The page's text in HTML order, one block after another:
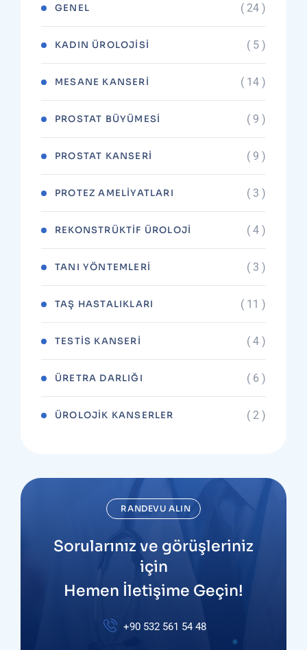
GENEL ( 24 )
KADIN ÜROLOJISI ( 5 )
MESANE KANSERI ( 14 )
PROSTAT BÜYÜMESI ( 9 )
PROSTAT KANSERI ( 9 )
PROTEZ AMELIYATLARI ( 3 )
REKONSTRÜKTIF ÜROLOJI ( 4 )
TANI YÖNTEMLERI ( 3 )
TAŞ HASTALIKLARI ( 11 )
TESTIS KANSERI ( 4 )
ÜRETRA DARLIĞI ( 6 )
ÜROLOJIK KANSERLER ( 2 )
RANDEVU ALIN
Sorularınız ve görüşleriniz
için
Hemen İletişime Geçin!
+90 532 561 54 48